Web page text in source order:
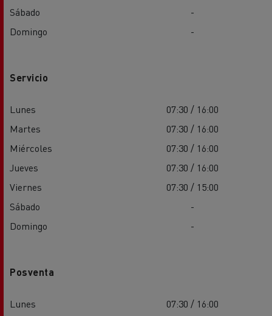
Sábado
-
Domingo
-
Servicio
Lunes
07:30 / 16:00
Martes
07:30 / 16:00
Miércoles
07:30 / 16:00
Jueves
07:30 / 16:00
Viernes
07:30 / 15:00
Sábado
-
Domingo
-
Posventa
Lunes
07:30 / 16:00